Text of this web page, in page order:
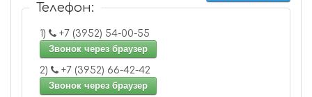
Телефон:
1)
+7 (3952) 54-00-55
Звонок через браузер
2)
+7 (3952) 66-42-42
Звонок через браузер